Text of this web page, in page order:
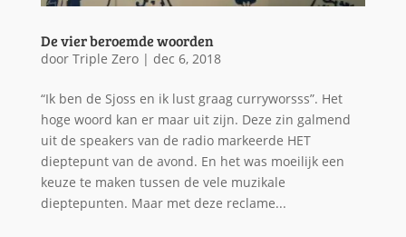
De vier beroemde woorden
door Triple Zero| dec 6, 2018
“Ik ben de Sjoss en ik lust graag curryworsss”. Het
hoge woord kan er maar uit zijn. Deze zin galmend
uit de speakers van de radio markeerde HET
dieptepunt van de avond. En het was moeilijk een
keuze te maken tussen de vele muzikale
dieptepunten. Maar met deze reclame...